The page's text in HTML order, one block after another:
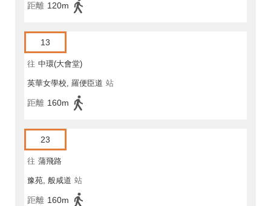
距離 120m
13
往 中環(大會堂)
英華女學校, 羅便臣道 站
距離 160m
23
往 蒲飛路
豫苑, 般咸道 站
距離 160m